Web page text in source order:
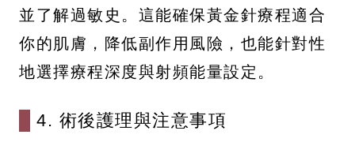
並了解過敏史。這能確保黃金針療程適合
你的肌膚，降低副作用風險，也能針對性
地選擇療程深度與射頻能量設定。
4. 術後護理與注意事項